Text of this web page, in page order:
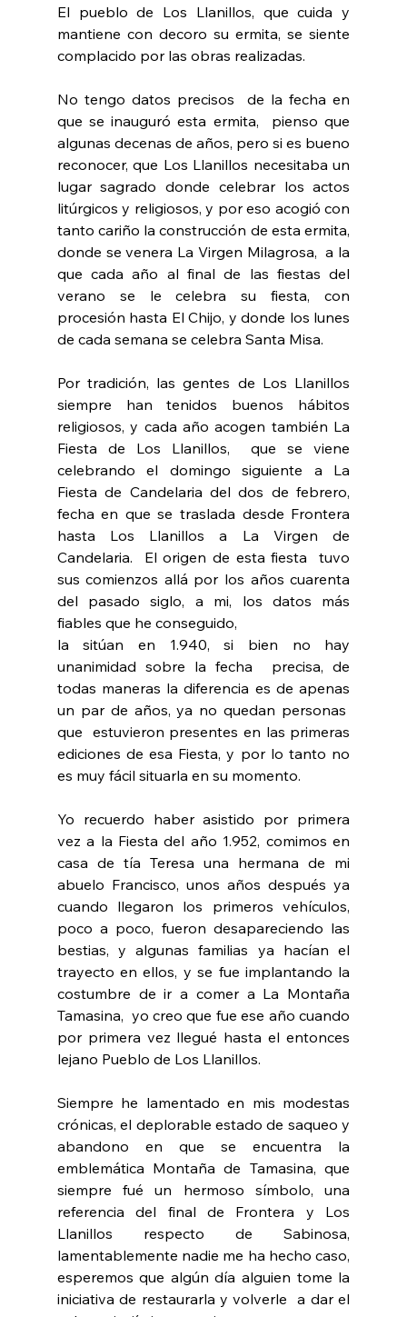
El pueblo de Los Llanillos, que cuida y
mantiene con decoro su ermita, se siente
complacido por las obras realizadas.
No tengo datos precisos  de la fecha en
que se inauguró esta ermita,  pienso que
algunas decenas de años, pero si es bueno
reconocer, que Los Llanillos necesitaba un
lugar sagrado donde celebrar los actos
litúrgicos y religiosos, y por eso acogió con
tanto cariño la construcción de esta ermita,
donde se venera La Virgen Milagrosa,  a la
que cada año al final de las fiestas del
verano se le celebra su fiesta, con
procesión hasta El Chijo, y donde los lunes
de cada semana se celebra Santa Misa.
Por tradición, las gentes de Los Llanillos
siempre han tenidos buenos hábitos
religiosos, y cada año acogen también La
Fiesta de Los Llanillos,  que se viene
celebrando el domingo siguiente a La
Fiesta de Candelaria del dos de febrero,
fecha en que se traslada desde Frontera
hasta Los Llanillos a La Virgen de
Candelaria.  El origen de esta fiesta  tuvo
sus comienzos allá por los años cuarenta
del pasado siglo, a mi, los datos más
fiables que he conseguido,
la sitúan en 1.940, si bien no hay
unanimidad sobre la fecha  precisa, de
todas maneras la diferencia es de apenas
un par de años, ya no quedan personas
que  estuvieron presentes en las primeras
ediciones de esa Fiesta, y por lo tanto no
es muy fácil situarla en su momento.
Yo recuerdo haber asistido por primera
vez a la Fiesta del año 1.952, comimos en
casa de tía Teresa una hermana de mi
abuelo Francisco, unos años después ya
cuando llegaron los primeros vehículos,
poco a poco, fueron desapareciendo las
bestias, y algunas familias ya hacían el
trayecto en ellos, y se fue implantando la
costumbre de ir a comer a La Montaña
Tamasina,  yo creo que fue ese año cuando
por primera vez llegué hasta el entonces
lejano Pueblo de Los Llanillos.
Siempre he lamentado en mis modestas
crónicas, el deplorable estado de saqueo y
abandono en que se encuentra la
emblemática Montaña de Tamasina, que
siempre fué un hermoso símbolo, una
referencia del final de Frontera y Los
Llanillos respecto de Sabinosa,
lamentablemente nadie me ha hecho caso,
esperemos que algún día alguien tome la
iniciativa de restaurarla y volverle  a dar el